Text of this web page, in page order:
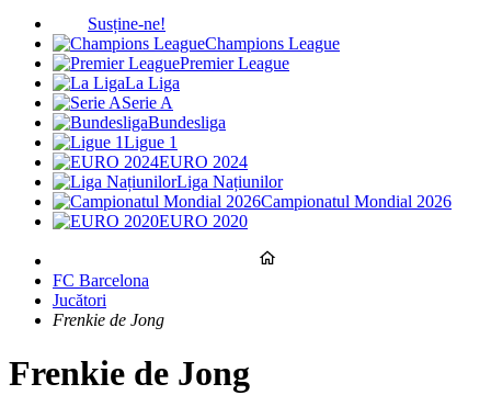
Susține-ne!
Champions League
Premier League
La Liga
Serie A
Bundesliga
Ligue 1
EURO 2024
Liga Națiunilor
Campionatul Mondial 2026
EURO 2020
FC Barcelona
Jucători
Frenkie de Jong
Frenkie de Jong